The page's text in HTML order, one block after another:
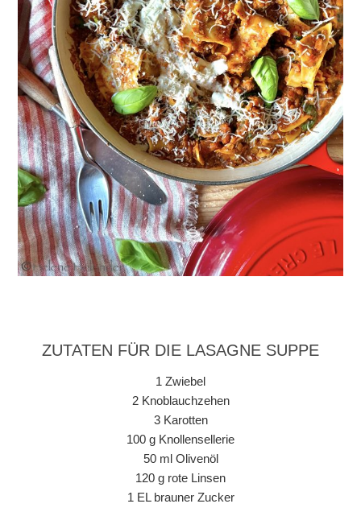
ZUTATEN FÜR DIE LASAGNE SUPPE
1 Zwiebel
2 Knoblauchzehen
3 Karotten
100 g Knollensellerie
50 ml Olivenöl
120 g rote Linsen
1 EL brauner Zucker